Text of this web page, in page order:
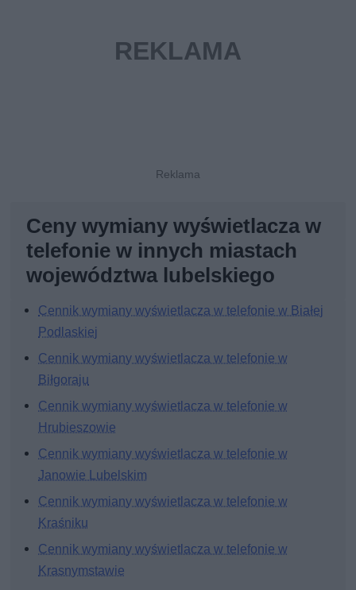
Ceny wymiany wyświetlacza w
telefonie w innych miastach
województwa lubelskiego
Cennik wymiany wyświetlacza w telefonie w Białej
Podlaskiej
Cennik wymiany wyświetlacza w telefonie w
Biłgoraju
Cennik wymiany wyświetlacza w telefonie w
Hrubieszowie
Cennik wymiany wyświetlacza w telefonie w
Janowie Lubelskim
Cennik wymiany wyświetlacza w telefonie w
Kraśniku
Cennik wymiany wyświetlacza w telefonie w
Krasnymstawie